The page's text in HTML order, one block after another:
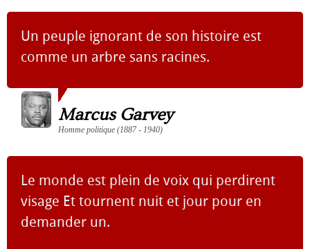
Un peuple ignorant de son histoire est
comme un arbre sans racines.
Marcus Garvey
Homme politique (1887 - 1940)
Le monde est plein de voix qui perdirent
visage Et tournent nuit et jour pour en
demander un.